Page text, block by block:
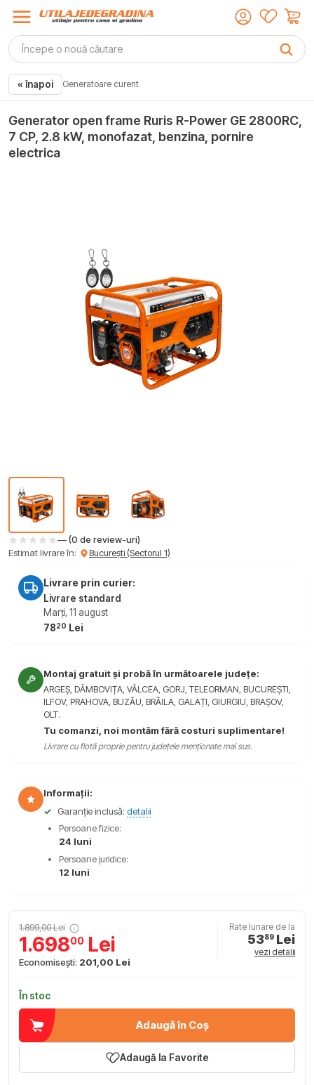
« înapoi Generatoare curent
Generator open frame Ruris R-Power GE 2800RC,
7 CP, 2.8 kW, monofazat, benzina, pornire
electrica
— (0 de review-uri)
Estimat livrare în:
București (Sectorul 1)
Livrare prin curier:
Livrare standard
Marți, 11 august
7820 Lei
Montaj gratuit și probă în următoarele județe:
ARGEȘ, DÂMBOVIȚA, VÂLCEA, GORJ, TELEORMAN, BUCUREȘTI,
ILFOV, PRAHOVA, BUZĂU, BRĂILA, GALAȚI, GIURGIU, BRAȘOV,
OLT.
Tu comanzi, noi montăm fără costuri suplimentare!
Livrare cu flotă proprie pentru județele menționate mai sus.
Informații:
✓
Garanție inclusă: detalii
Persoane fizice:
24 luni
Persoane juridice:
12 luni
1.899,00 Lei
1.69800 Lei
Economisești: 201,00 Lei
Rate lunare de la
5389 Lei
vezi detalii
În stoc
Adaugă în Coș
Adaugă la Favorite